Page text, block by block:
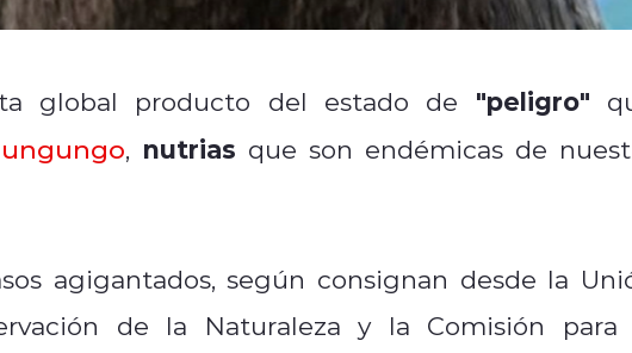
global producto del estado de "peligro"
, nutrias que son endémicas de
agigantados, según consignan desde la
de la Naturaleza y la Comisión para